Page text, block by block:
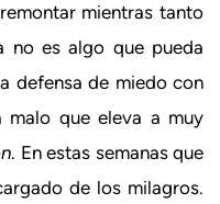
mientras tanto
no es algo que pueda
defensa de miedo con
malo que eleva a muy
. En estas semanas que
de los milagros.